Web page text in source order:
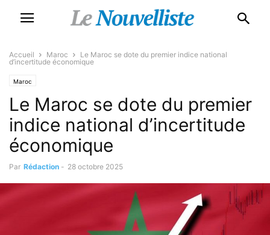
Accueil Maroc
Le Maroc se dote du premier indice national
d’incertitude économique
Maroc
Le Maroc se dote du premier
indice national d’incertitude
économique
Par Rédaction - 28 octobre 2025